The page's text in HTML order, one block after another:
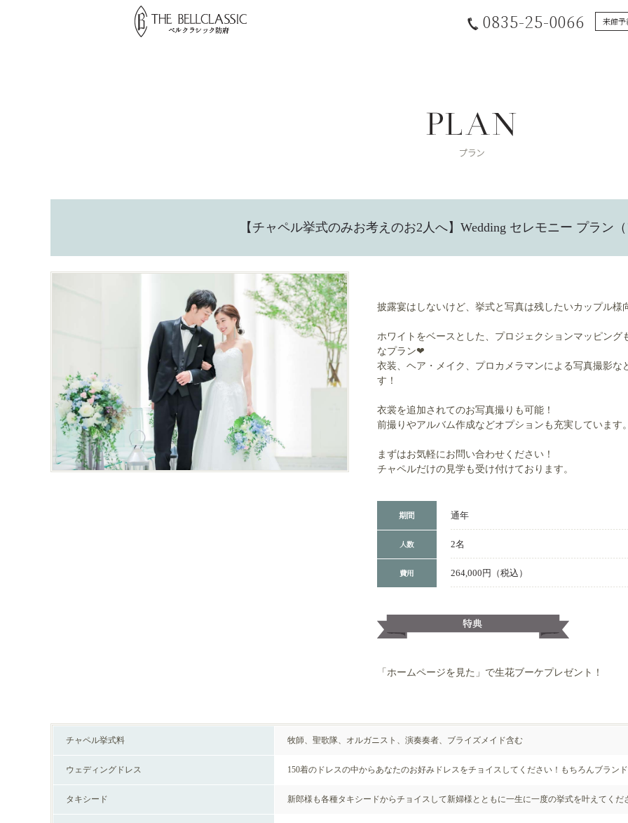
0835-25-0066 来館予
【チャペル挙式のみお考えのお2人へ】Wedding セレモニー プラン（
披露宴はしないけど、挙式と写真は残したいカップル
ホワイトをベースとした、プロジェクションマッピン
なプラン❤
衣装、ヘア・メイク、プロカメラマンによる写真撮影
す！
衣裳を追加されてのお写真撮りも可能！
前撮りやアルバム作成などオプションも充実しています。
まずはお気軽にお問い合わせください！
チャペルだけの見学も受け付けております。
通年
2名
264,000円（税込）
「ホームページを見た」で生花ブーケプレゼント！
チャペル挙式料 牧師、聖歌隊、オルガニスト、演奏奏者、ブライズメイド含む
ウェディングドレス 150着のドレスの中からあなたのお好みドレスをチョイスしてください！もちろんブラン
タキシード 新郎様も各種タキシードからチョイスして新婦様とともに一生に一度の挙式を叶えてくだ